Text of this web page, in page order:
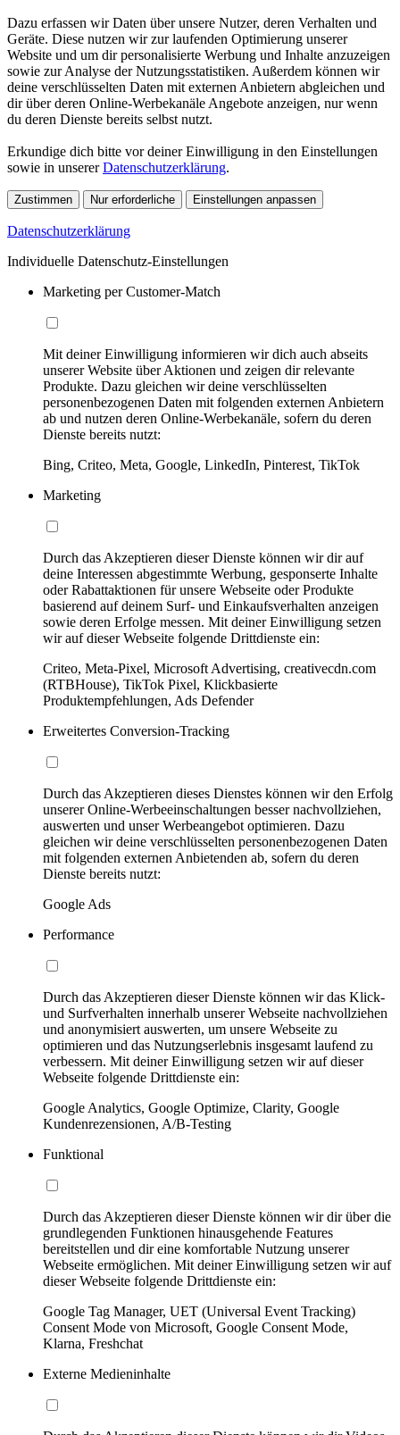
Dazu erfassen wir Daten über unsere Nutzer, deren Verhalten und
Geräte. Diese nutzen wir zur laufenden Optimierung unserer
Website und um dir personalisierte Werbung und Inhalte anzuzeigen
sowie zur Analyse der Nutzungsstatistiken. Außerdem können wir
deine verschlüsselten Daten mit externen Anbietern abgleichen und
dir über deren Online-Werbekanäle Angebote anzeigen, nur wenn
du deren Dienste bereits selbst nutzt.
Erkundige dich bitte vor deiner Einwilligung in den Einstellungen
sowie in unsererDatenschutzerklärung.
Zustimmen Nur erforderliche Einstellungen anpassen
Datenschutzerklärung
Individuelle Datenschutz-Einstellungen
Marketing per Customer-Match
Mit deiner Einwilligung informieren wir dich auch abseits
unserer Website über Aktionen und zeigen dir relevante
Produkte. Dazu gleichen wir deine verschlüsselten
personenbezogenen Daten mit folgenden externen Anbietern
ab und nutzen deren Online-Werbekanäle, sofern du deren
Dienste bereits nutzt:
Bing, Criteo, Meta, Google, LinkedIn, Pinterest, TikTok
Marketing
Durch das Akzeptieren dieser Dienste können wir dir auf
deine Interessen abgestimmte Werbung, gesponserte Inhalte
oder Rabattaktionen für unsere Webseite oder Produkte
basierend auf deinem Surf- und Einkaufsverhalten anzeigen
sowie deren Erfolge messen. Mit deiner Einwilligung setzen
wir auf dieser Webseite folgende Drittdienste ein:
Criteo, Meta-Pixel, Microsoft Advertising, creativecdn.com
(RTBHouse), TikTok Pixel, Klickbasierte
Produktempfehlungen, Ads Defender
Erweitertes Conversion-Tracking
Durch das Akzeptieren dieses Dienstes können wir den Erfolg
unserer Online-Werbeeinschaltungen besser nachvollziehen,
auswerten und unser Werbeangebot optimieren. Dazu
gleichen wir deine verschlüsselten personenbezogenen Daten
mit folgenden externen Anbietenden ab, sofern du deren
Dienste bereits nutzt:
Google Ads
Performance
Durch das Akzeptieren dieser Dienste können wir das Klick-
und Surfverhalten innerhalb unserer Webseite nachvollziehen
und anonymisiert auswerten, um unsere Webseite zu
optimieren und das Nutzungserlebnis insgesamt laufend zu
verbessern. Mit deiner Einwilligung setzen wir auf dieser
Webseite folgende Drittdienste ein:
Google Analytics, Google Optimize, Clarity, Google
Kundenrezensionen, A/B-Testing
Funktional
Durch das Akzeptieren dieser Dienste können wir dir über die
grundlegenden Funktionen hinausgehende Features
bereitstellen und dir eine komfortable Nutzung unserer
Webseite ermöglichen. Mit deiner Einwilligung setzen wir auf
dieser Webseite folgende Drittdienste ein:
Google Tag Manager, UET (Universal Event Tracking)
Consent Mode von Microsoft, Google Consent Mode,
Klarna, Freshchat
Externe Medieninhalte